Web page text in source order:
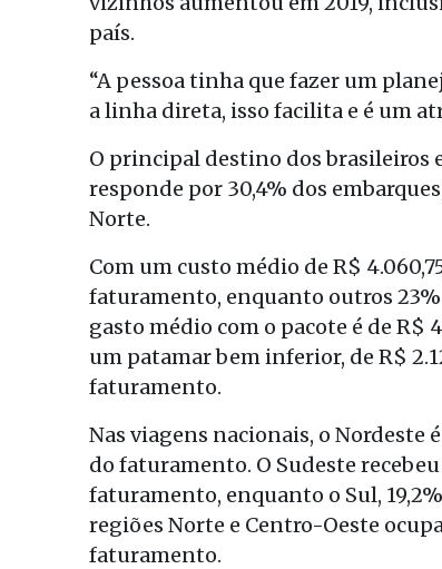
país.
“A pessoa tinha que fazer um
a linha direta, isso facilita e é um
O principal destino dos brasileiros
responde por 30,4% dos
Norte.
Com um custo médio de R$
faturamento, enquanto outros 23%
gasto médio com o pacote é de R$
um patamar bem inferior, de R$
faturamento.
Nas viagens nacionais, o Nordeste
do faturamento. O Sudeste
faturamento, enquanto o Sul,
regiões Norte e Centro-Oeste
faturamento.